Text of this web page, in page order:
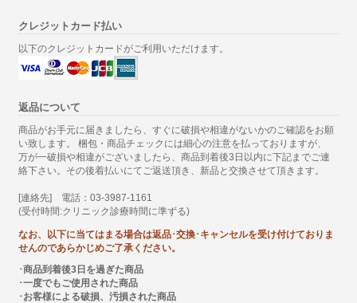
クレジットカード払い
以下のクレジットカードがご利用いただけます。
返品について
商品がお手元に届きましたら、すぐに破損や相違がないかのご確認をお願
い致します。 梱包・商品チェックには細心の注意を払っておりますが、
万が一破損や相違がございましたら、商品到着後3日以内に下記までご連
絡下さい。その後着払いにてご返送頂き、新品と交換させて頂きます。
[連絡先] 電話：03-3987-1161
(受付時間:クリニック診療時間に準ずる)
なお、以下に当てはまる場合は返品･交換･キャンセルを受け付けておりま
せんのであらかじめご了承ください。
･商品到着後3日を過ぎた商品
･一度でもご使用された商品
･お客様による破損、汚損された商品